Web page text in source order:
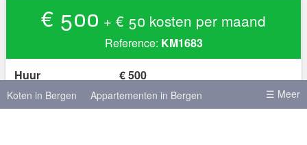
Koten in Bergen Appartementen in Bergen ☰ Meer
€ 500 + € 50 kosten per maand
Reference: KM1683
Huur
€ 500
Kosten
+ € 50 kosten per maand
Waarborg
€ 1.000